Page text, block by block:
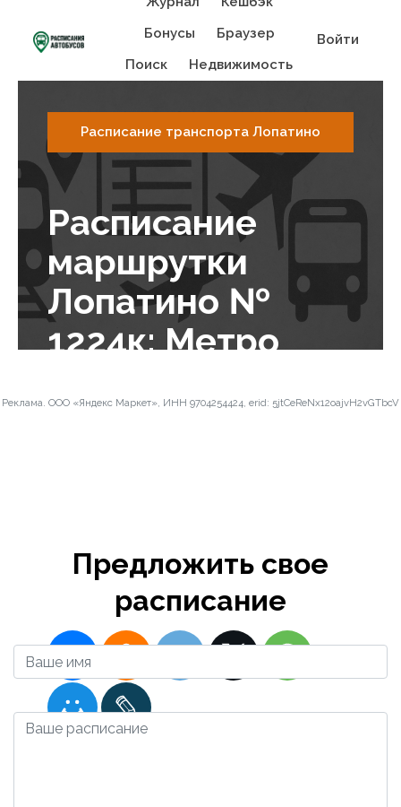
Бонусы
Браузер
Поиск
Недвижимость
Войти
Расписание транспорта Лопатино
Расписание
маршрутки
Лопатино №
1224к: Метро
Дмитрия
2023-12-10 16:57:57
Реклама. ООО «Яндекс Маркет», ИНН 9704254424, erid: 5jtCeReNx12oajvH2vGTbcV
Предложить свое
расписание